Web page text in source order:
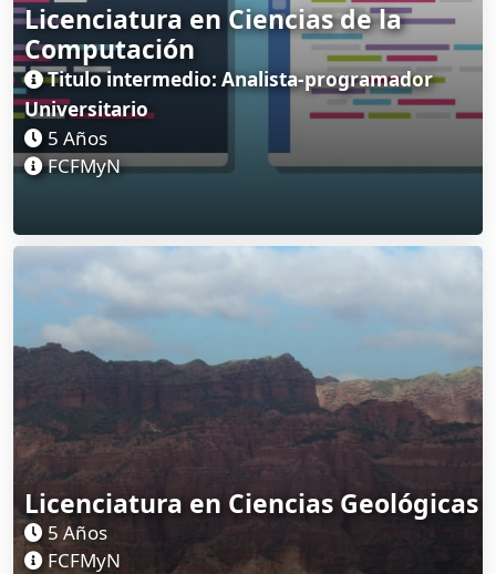
Licenciatura en Ciencias de la
Computación
Titulo intermedio: Analista-programador
Universitario
5 Años
FCFMyN
Licenciatura en Ciencias Geológicas
5 Años
FCFMyN